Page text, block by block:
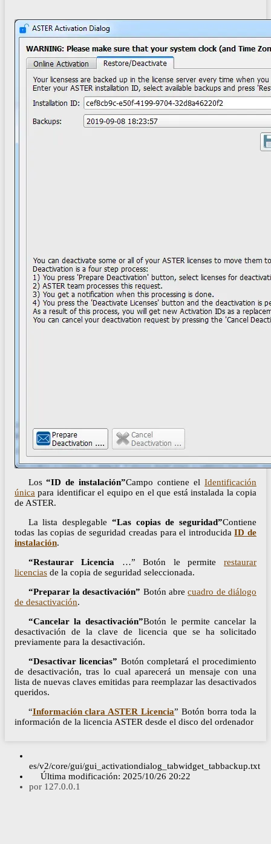
Los“ID de instalación”Campo contiene elIdentificación
única para identificar el equipo en el que está instalada la copia
de ASTER.
La lista desplegable “Las copias de seguridad”Contiene
todas las copias de seguridad creadas para el introducidaID de
instalación.
“Restaurar Licencia …” Botón le permiterestaurar
licencias de la copia de seguridad seleccionada.
“Preparar la desactivación” Botón abrecuadro de diálogo
de desactivación.
“Cancelar la desactivación”Botón le permite cancelar la
desactivación de la clave de licencia que se ha solicitado
previamente para la desactivación.
“Desactivar licencias” Botón completará el procedimiento
de desactivación, tras lo cual aparecerá un mensaje con una
lista de nuevas claves emitidas para reemplazar las desactivados
queridos.
“Información clara ASTER Licencia” Botón borra toda la
información de la licencia ASTER desde el disco del ordenador
es/v2/core/gui/gui_activationdialog_tabwidget_tabbackup.txt
Última modificación: 2025/10/26 20:22
por 127.0.0.1